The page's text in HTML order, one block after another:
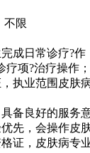
不限
成日常诊疗?作
疗项?治疗操作；
执业范围皮肤病
备良好的服务
先，会操作皮
证，皮肤病专业